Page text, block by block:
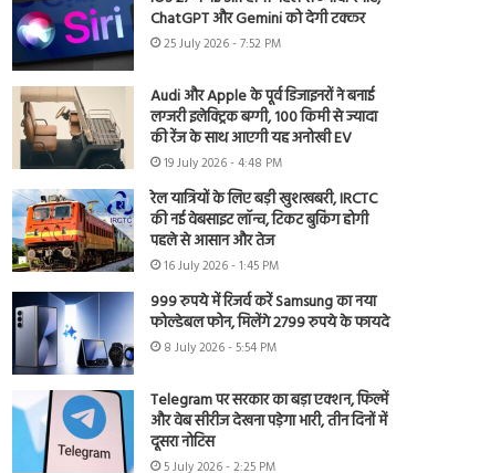
ChatGPT और Gemini को देगी टक्कर
25 July 2026 - 7:52 PM
Audi और Apple के पूर्व डिजाइनरों ने बनाई
लग्जरी इलेक्ट्रिक बग्गी, 100 किमी से ज्यादा
की रेंज के साथ आएगी यह अनोखी EV
19 July 2026 - 4:48 PM
रेल यात्रियों के लिए बड़ी खुशखबरी, IRCTC
की नई वेबसाइट लॉन्च, टिकट बुकिंग होगी
पहले से आसान और तेज
16 July 2026 - 1:45 PM
999 रुपये में रिजर्व करें Samsung का नया
फोल्डेबल फोन, मिलेंगे 2799 रुपये के फायदे
8 July 2026 - 5:54 PM
Telegram पर सरकार का बड़ा एक्शन, फिल्में
और वेब सीरीज देखना पड़ेगा भारी, तीन दिनों में
दूसरा नोटिस
5 July 2026 - 2:25 PM